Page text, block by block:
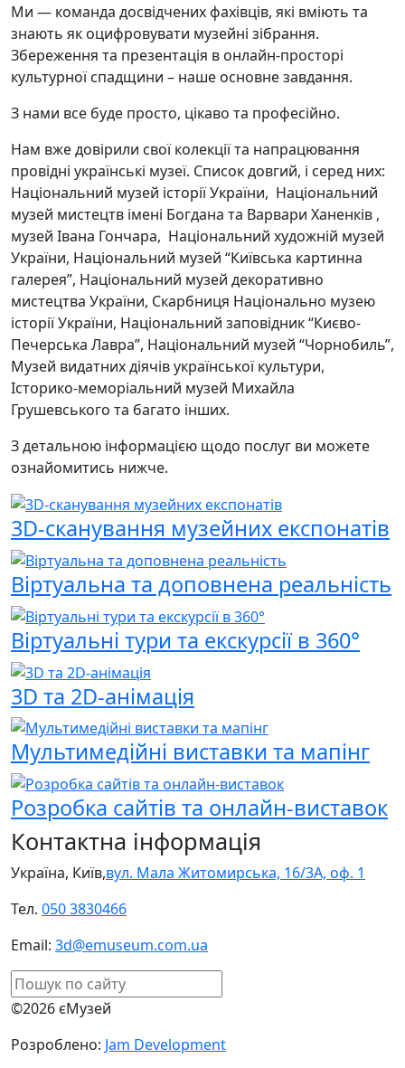
Ми — команда досвідчених фахівців, які вміють та
знають як оцифровувати музейні зібрання.
Збереження та презентація в онлайн-просторі
культурної спадщини – наше основне завдання.
З нами все буде просто, цікаво та професійно.
Нам вже довірили свої колекції та напрацювання
провідні українські музеї. Список довгий, і серед них:
Національний музей історії України, Національний
музей мистецтв імені Богдана та Варвари Ханенків ,
музей Івана Гончара, Національний художній музей
України, Національний музей “Київська картинна
галерея”, Національний музей декоративно
мистецтва України, Скарбниця Національно музею
історії України, Національний заповідник “Києво-
Печерська Лавра”, Національний музей “Чорнобиль”,
Музей видатних діячів української культури,
Історико-меморіальний музей Михайла
Грушевського та багато інших.
З детальною інформацією щодо послуг ви можете
ознайомитись нижче.
3D-cканування музейних експонатів
Віртуальна та доповнена реальність
Віртуальні тури та екскурсії в 360°
3D та 2D-анімація
Мультимедійні виставки та мапінг
Розробка сайтів та онлайн-виставок
Контактна інформація
Україна, Київ,вул. Мала Житомирська, 16/3А, оф. 1
Тел. 050 3830466
Email: 3d@emuseum.com.ua
©2026 єМузей
Розроблено: Jam Development